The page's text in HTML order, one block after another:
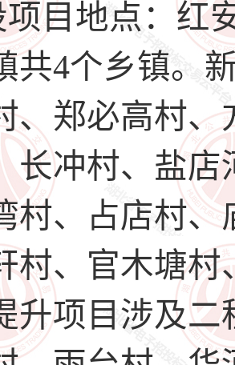
目地点：红
共4个乡镇。
、郑必高村
长冲村、盐
村、占店村
村、官木塘村
升项目涉及